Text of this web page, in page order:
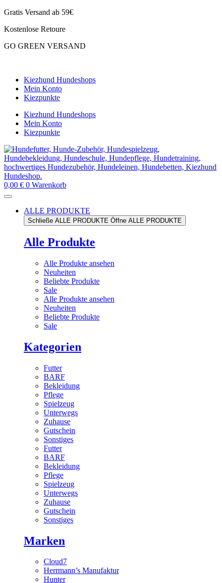
Zum
springen
Gratis Versand ab 59€
Kostenlose Retoure
GO GREEN VERSAND
Kiezhund Hundeshops
Mein Konto
Kiezpunkte
Kiezhund Hundeshops
Mein Konto
Kiezpunkte
0,00 € 0 Warenkorb
ALLE PRODUKTE
Schließe ALLE PRODUKTE Öffne ALLE PRODUKTE
Alle Produkte
Alle Produkte ansehen
Neuheiten
Beliebte Produkte
Sale
Alle Produkte ansehen
Neuheiten
Beliebte Produkte
Sale
Kategorien
Futter
BARF
Bekleidung
Pflege
Spielzeug
Unterwegs
Zuhause
Gutschein
Sonstiges
Futter
BARF
Bekleidung
Pflege
Spielzeug
Unterwegs
Zuhause
Gutschein
Sonstiges
Marken
Cloud7
Herrmann’s Manufaktur
Hunter